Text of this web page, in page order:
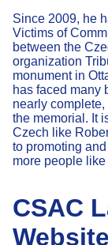
Since 2009, he
Victims of
between the
organization
monument in
has faced many
nearly
the memorial. It
Czech like
to promoting
more people
CSAC